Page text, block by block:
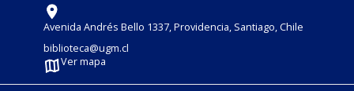
Avenida Andrés Bello 1337, Providencia, Santiago, Chile
biblioteca@ugm.cl
Ver mapa